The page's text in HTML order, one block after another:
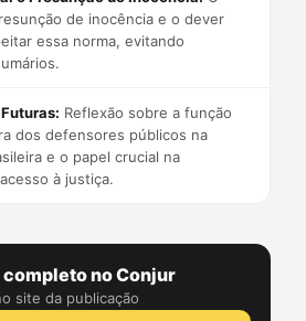
de inocência e o dever
essa norma, evitando
Reflexão sobre a função
dos defensores públicos na
e o papel crucial na
à justiça.
completo no Conjur
site da publicação